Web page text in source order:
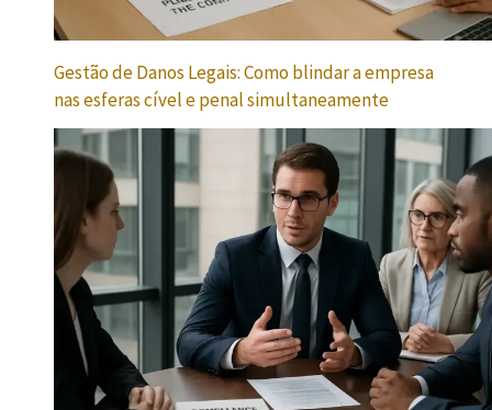
Gestão de Danos Legais: Como blindar a empresa
nas esferas cível e penal simultaneamente